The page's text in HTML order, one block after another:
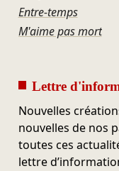
Entre-temps
M'aime pas mort
Lettre
Nouvelles
nouvelles de nos
toutes ces
lettre